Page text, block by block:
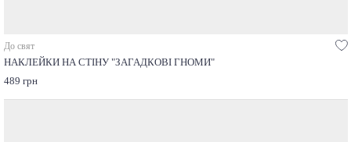
До свят
НАКЛЕЙКИ НА СТІНУ "ЗАГАДКОВІ ГНОМИ"
489 грн